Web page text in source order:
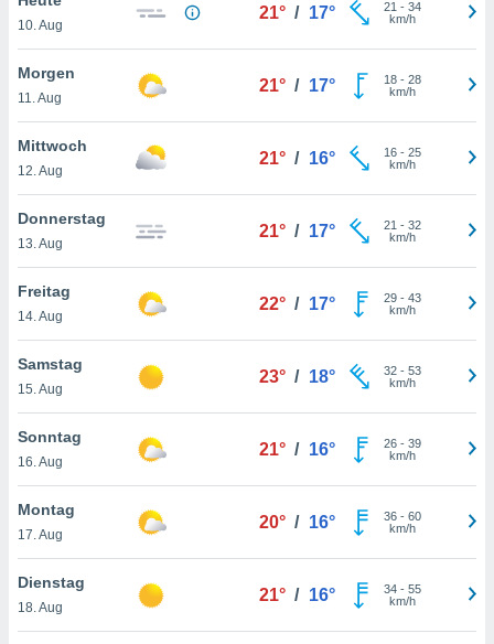
oder
Partner
es uns
das
der
Profil zu
Ihnen
finden
. Sie
jederzeit
Rand
10. Aug
21° / 17° 21 - 34
km/h
Morgen
11. Aug
21° / 17° 18- 28
km/h
Mittwoch
12. Aug
21° / 16° 16- 25
km/h
Donnerstag
13. Aug
21° / 17° 21 - 32
km/h
Freitag
14. Aug
22° / 17° 29- 43
km/h
Samstag
15. Aug
23° / 18° 32- 53
km/h
Sonntag
16. Aug
21° / 16° 26- 39
km/h
Montag
17. Aug
20° / 16° 36- 60
km/h
Dienstag
18. Aug
21° / 16° 34- 55
km/h